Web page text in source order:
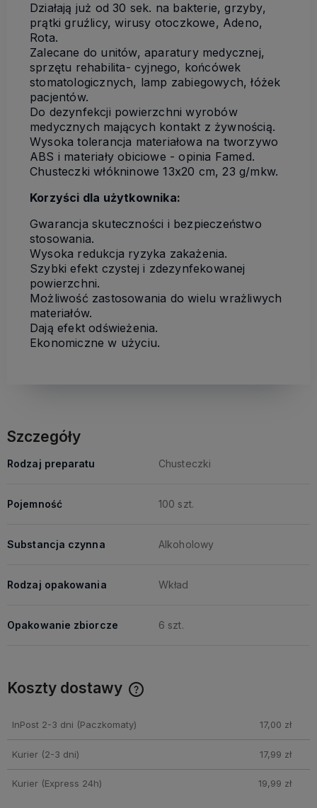
Działają już od 30 sek. na bakterie, grzyby,
prątki gruźlicy, wirusy otoczkowe, Adeno,
Rota.
Zalecane do unitów, aparatury medycznej,
sprzętu rehabilita- cyjnego, końcówek
stomatologicznych, lamp zabiegowych, łóżek
pacjentów.
Do dezynfekcji powierzchni wyrobów
medycznych mających kontakt z żywnością.
Wysoka tolerancja materiałowa na tworzywo
ABS i materiały obiciowe - opinia Famed.
Chusteczki włókninowe 13x20 cm, 23 g/mkw.
Korzyści dla użytkownika:
Gwarancja skuteczności i bezpieczeństwo
stosowania.
Wysoka redukcja ryzyka zakażenia.
Szybki efekt czystej i zdezynfekowanej
powierzchni.
Możliwość zastosowania do wielu wrażliwych
materiałów.
Dają efekt odświeżenia.
Ekonomiczne w użyciu.
Szczegóły
Rodzaj preparatu Chusteczki
Pojemność 100 szt.
Substancja czynna Alkoholowy
Rodzaj opakowania Wkład
Opakowanie zbiorcze 6 szt.
Koszty dostawy
InPost 2-3 dni (Paczkomaty) 17,00 zł
Kurier (2-3 dni) 17,99 zł
Kurier (Express 24h) 19,99 zł